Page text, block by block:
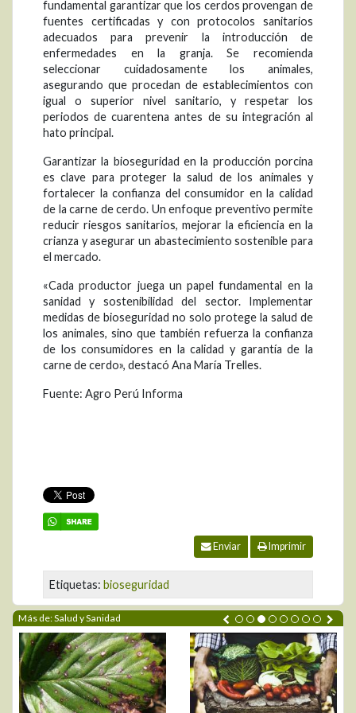
fundamental garantizar que los cerdos provengan de
fuentes certificadas y con protocolos sanitarios
adecuados para prevenir la introducción de
enfermedades en la granja. Se recomienda
seleccionar cuidadosamente los animales,
asegurando que procedan de establecimientos con
igual o superior nivel sanitario, y respetar los
periodos de cuarentena antes de su integración al
hato principal.
Garantizar la bioseguridad en la producción porcina
es clave para proteger la salud de los animales y
fortalecer la confianza del consumidor en la calidad
de la carne de cerdo. Un enfoque preventivo permite
reducir riesgos sanitarios, mejorar la eficiencia en la
crianza y asegurar un abastecimiento sostenible para
el mercado.
«Cada productor juega un papel fundamental en la
sanidad y sostenibilidad del sector. Implementar
medidas de bioseguridad no solo protege la salud de
los animales, sino que también refuerza la confianza
de los consumidores en la calidad y garantía de la
carne de cerdo», destacó Ana María Trelles.
Fuente: Agro Perú Informa
Enviar Imprimir
Etiquetas: bioseguridad
Más de: Salud y Sanidad